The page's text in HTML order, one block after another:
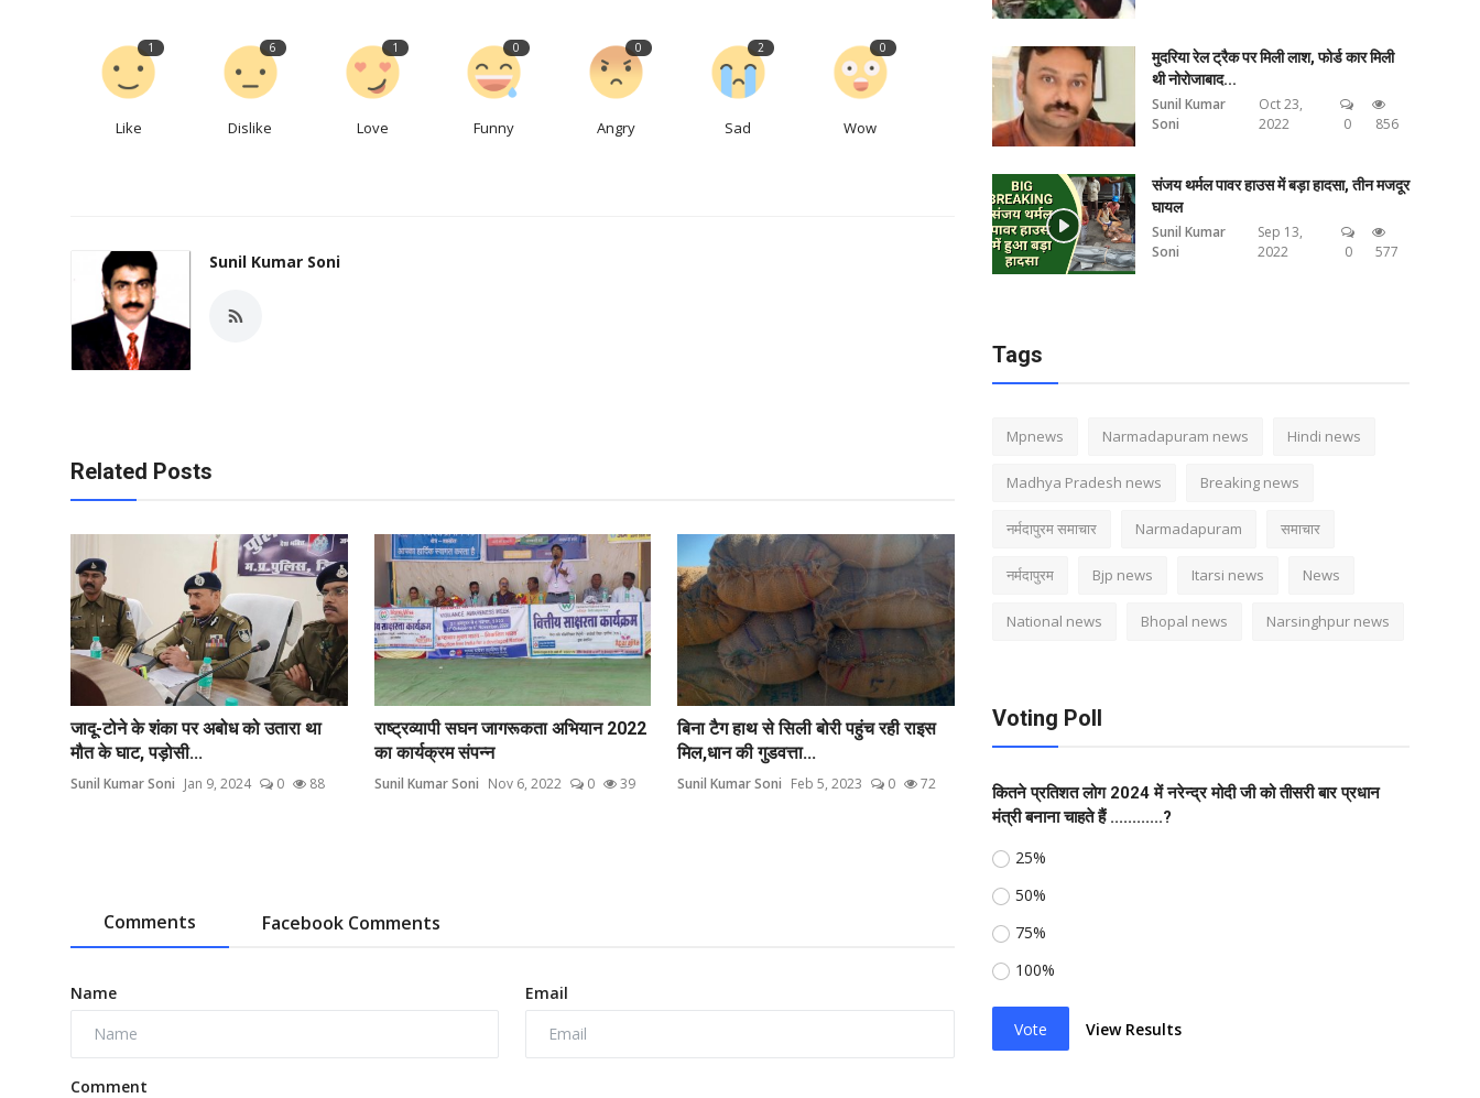
1
Like
6
Dislike
1
Love
0
Funny
0
Angry
2
Sad
0
Wow
Sunil Kumar Soni
Related Posts
जादू-टोने के शंका पर अबोध को उतारा था
मौत के घाट, पड़ोसी...
Sunil Kumar Soni Jan 9, 2024 0 88
राष्ट्रव्यापी सघन जागरूकता अभियान 2022
का कार्यक्रम संपन्न
Sunil Kumar Soni Nov 6, 2022 0 39
बिना टैग हाथ से सिली बोरी पहुंच रही राइस
मिल,धान की गुडवत्ता...
Sunil Kumar Soni Feb 5, 2023 0 72
Comments Facebook Comments
Name Email
Comment
मुदरिया रेल ट्रैक पर मिली लाश, फोर्ड कार मिली
थी नोरोजाबाद...
Sunil Kumar
Soni
Oct 23,
2022
0 856
संजय थर्मल पावर हाउस में बड़ा हादसा, तीन मजदूर
घायल
Sunil Kumar
Soni
Sep 13,
2022
0 577
Tags
Mpnews Narmadapuram news Hindi news
Madhya Pradesh news Breaking news
नर्मदापुरम समाचार Narmadapuram समाचार
नर्मदापुरम Bjp news Itarsi news News
National news Bhopal news Narsinghpur news
Voting Poll
कितने प्रतिशत लोग 2024 में नरेन्द्र मोदी जी को तीसरी बार प्रधान
मंत्री बनाना चाहते हैं ............?
25%
50%
75%
100%
Vote View Results